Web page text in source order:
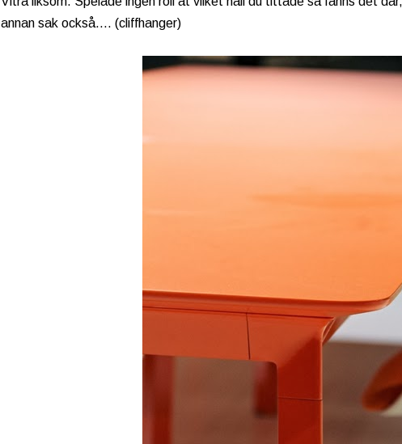
annan sak också.... (cliffhanger)